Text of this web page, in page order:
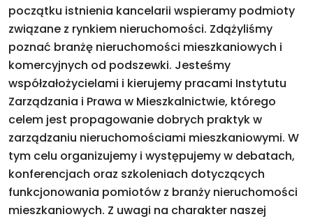
początku istnienia kancelarii wspieramy podmioty
związane z rynkiem nieruchomości. Zdążyliśmy
poznać branżę nieruchomości mieszkaniowych i
komercyjnych od podszewki. Jesteśmy
współzałożycielami i kierujemy pracami Instytutu
Zarządzania i Prawa w Mieszkalnictwie, którego
celem jest propagowanie dobrych praktyk w
zarządzaniu nieruchomościami mieszkaniowymi. W
tym celu organizujemy i występujemy w debatach,
konferencjach oraz szkoleniach dotyczących
funkcjonowania pomiotów z branży nieruchomości
mieszkaniowych. Z uwagi na charakter naszej